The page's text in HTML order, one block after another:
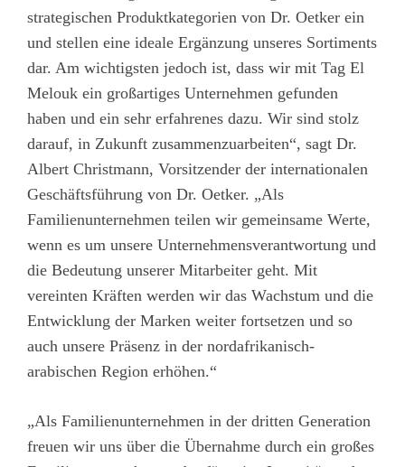
strategischen Produktkategorien von Dr. Oetker ein
und stellen eine ideale Ergänzung unseres Sortiments
dar. Am wichtigsten jedoch ist, dass wir mit Tag El
Melouk ein großartiges Unternehmen gefunden
haben und ein sehr erfahrenes dazu. Wir sind stolz
darauf, in Zukunft zusammenzuarbeiten“, sagt Dr.
Albert Christmann, Vorsitzender der internationalen
Geschäftsführung von Dr. Oetker. „Als
Familienunternehmen teilen wir gemeinsame Werte,
wenn es um unsere Unternehmensverantwortung und
die Bedeutung unserer Mitarbeiter geht. Mit
vereinten Kräften werden wir das Wachstum und die
Entwicklung der Marken weiter fortsetzen und so
auch unsere Präsenz in der nordafrikanisch-
arabischen Region erhöhen.“
„Als Familienunternehmen in der dritten Generation
freuen wir uns über die Übernahme durch ein großes